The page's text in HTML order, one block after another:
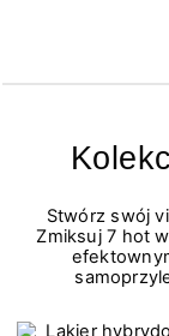
Stwórz swój
Zmiksuj 7 hot